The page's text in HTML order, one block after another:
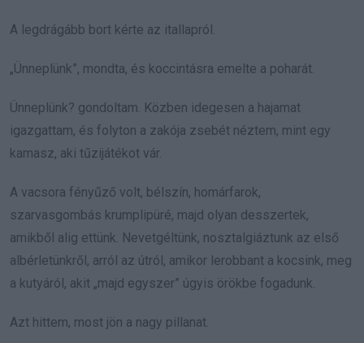
A legdrágább bort kérte az itallapról.
„Ünneplünk”, mondta, és koccintásra emelte a poharát.
Ünneplünk? gondoltam. Közben idegesen a hajamat
igazgattam, és folyton a zakója zsebét néztem, mint egy
kamasz, aki tűzijátékot vár.
A vacsora fényűző volt, bélszín, homárfarok,
szarvasgombás krumplipüré, majd olyan desszertek,
amikből alig ettünk. Nevetgéltünk, nosztalgiáztunk az első
albérletünkről, arról az útról, amikor lerobbant a kocsink, meg
a kutyáról, akit „majd egyszer” úgyis örökbe fogadunk.
Azt hittem, most jön a nagy pillanat.